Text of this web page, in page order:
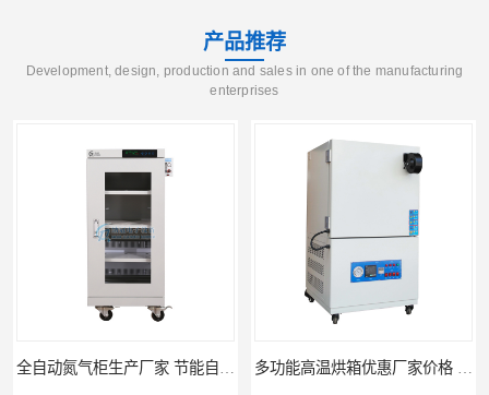
产品推荐
Development, design, production and sales in one of the manufacturing
enterprises
全自动氮气柜生产厂家 节能自制氮气柜优质供应 多功能高温烘箱优惠厂家价格 高温干燥箱供应直销